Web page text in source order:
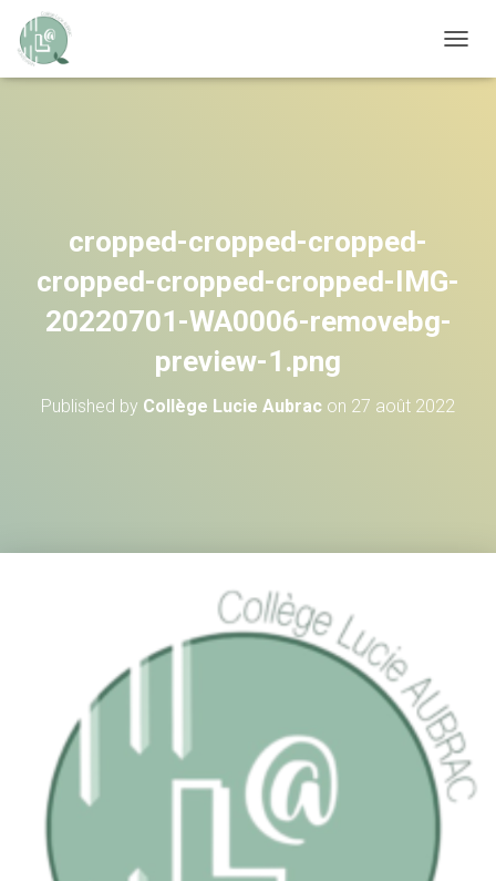
cropped-cropped-cropped-
cropped-cropped-cropped-IMG-
20220701-WA0006-removebg-
preview-1.png
Published by Collège Lucie Aubrac on 27 août 2022